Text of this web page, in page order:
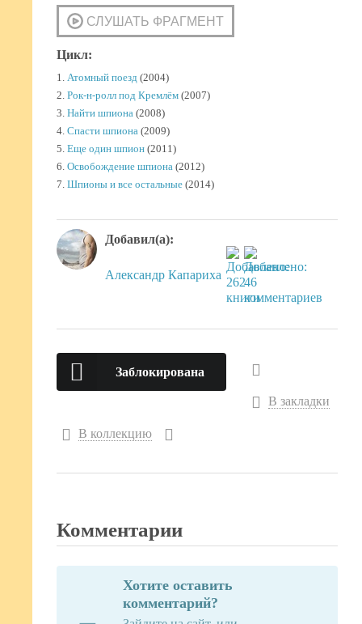
Цикл:
1. Атомный поезд (2004)
2. Рок-н-ролл под Кремлём (2007)
3. Найти шпиона (2008)
4. Спасти шпиона (2009)
5. Еще один шпион (2011)
6. Освобождение шпиона (2012)
7. Шпионы и все остальные (2014)
Добавил(а):
Александр Капариха
Заблокирована
В закладки
В коллекцию
Комментарии
Хотите оставить
комментарий?